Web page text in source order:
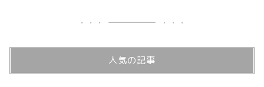
人気の記事